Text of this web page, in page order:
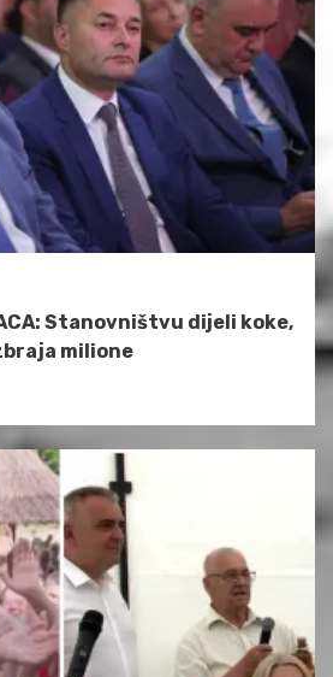
Stanovništvu dijeli koke,
milione